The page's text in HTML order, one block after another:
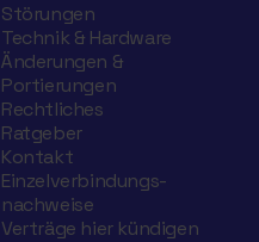
Störungen
Technik & Hardware
Änderungen &
Portierungen
Rechtliches
Ratgeber
Kontakt
Einzelverbindungs­
nachweise
Verträge hier kündigen